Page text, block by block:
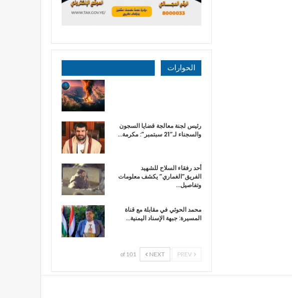
الحوارات
رئيس لجنة معالجة قضايا السجون
والسجناء لـ”21 سبتمبر”: مكرمة…
أحد رفقاء السلاح للشهيد
الفريق”الغماري” يكشف معلومات
وتفاصيل…
محمد الحوثي في مقابلة مع قناة
المسيرة: جبهة الإسناد اليمنية…
NEXT
1 of 10